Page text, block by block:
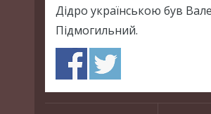
Дідро українською був
Підмогильний.